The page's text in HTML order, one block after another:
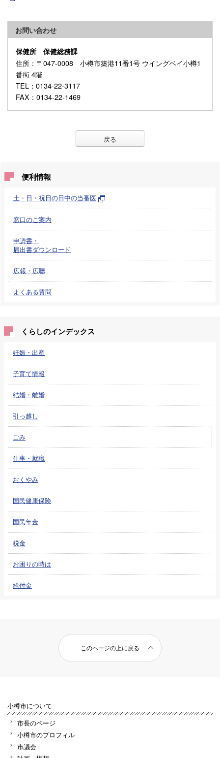
お問い合わせ
保健所 保健総務課
住所 ：〒047-0008 小樽市築港11番1号 ウイングベイ小樽1
番街 4階
TEL ：0134-22-3117
FAX ：0134-22-1469
戻る
便利情報
土・日・祝日の日中の当番医
窓口のご案内
申請書・
届出書ダウンロード
広報・広聴
よくある質問
くらしのインデックス
妊娠・出産
子育て情報
結婚・離婚
引っ越し
ごみ
仕事・就職
おくやみ
国民健康保険
国民年金
税金
お困りの時は
給付金
このページの上に戻る
小樽市について
市長のページ
小樽市のプロフィル
市議会